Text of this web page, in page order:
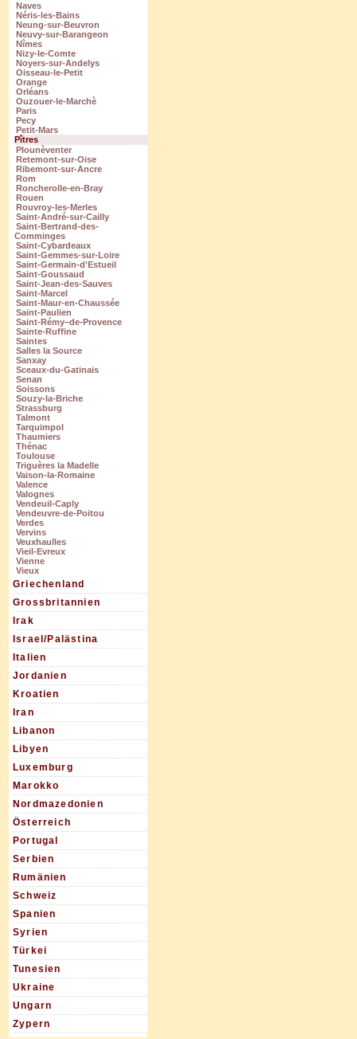
Naves
Néris-les-Bains
Neung-sur-Beuvron
Neuvy-sur-Barangeon
Nîmes
Nizy-le-Comte
Noyers-sur-Andelys
Oisseau-le-Petit
Orange
Orléans
Ouzouer-le-Marchè
Paris
Pecy
Petit-Mars
Pîtres
Plounèventer
Retemont-sur-Oise
Ribemont-sur-Ancre
Rom
Roncherolle-en-Bray
Rouen
Rouvroy-les-Merles
Saint-André-sur-Cailly
Saint-Bertrand-des-
Comminges
Saint-Cybardeaux
Saint-Gemmes-sur-Loire
Saint-Germain-d'Estueil
Saint-Goussaud
Saint-Jean-des-Sauves
Saint-Marcel
Saint-Maur-en-Chaussée
Saint-Paulien
Saint-Rémy–de-Provence
Sainte-Ruffine
Saintes
Salles la Source
Sanxay
Sceaux-du-Gatinais
Senan
Soissons
Souzy-la-Briche
Strassburg
Talmont
Tarquimpol
Thaumiers
Thénac
Toulouse
Triguères la Madelle
Vaison-la-Romaine
Valence
Valognes
Vendeuil-Caply
Vendeuvre-de-Poitou
Verdes
Vervins
Veuxhaulles
Vieil-Evreux
Vienne
Vieux
Griechenland
Grossbritannien
Irak
Israel/Palästina
Italien
Jordanien
Kroatien
Iran
Libanon
Libyen
Luxemburg
Marokko
Nordmazedonien
Österreich
Portugal
Serbien
Rumänien
Schweiz
Spanien
Syrien
Türkei
Tunesien
Ukraine
Ungarn
Zypern